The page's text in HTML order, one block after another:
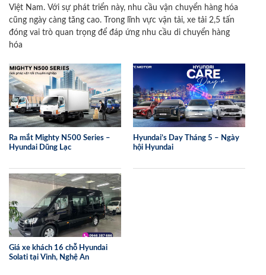
Việt Nam. Với sự phát triển này, nhu cầu vận chuyển hàng hóa
cũng ngày càng tăng cao. Trong lĩnh vực vận tải, xe tải 2,5 tấn
đóng vai trò quan trọng để đáp ứng nhu cầu di chuyển hàng
hóa
Ra mắt Mighty N500 Series –
Hyundai Dũng Lạc
Hyundai’s Day Tháng 5 – Ngày
hội Hyundai
Giá xe khách 16 chỗ Hyundai
Solati tại Vinh, Nghệ An